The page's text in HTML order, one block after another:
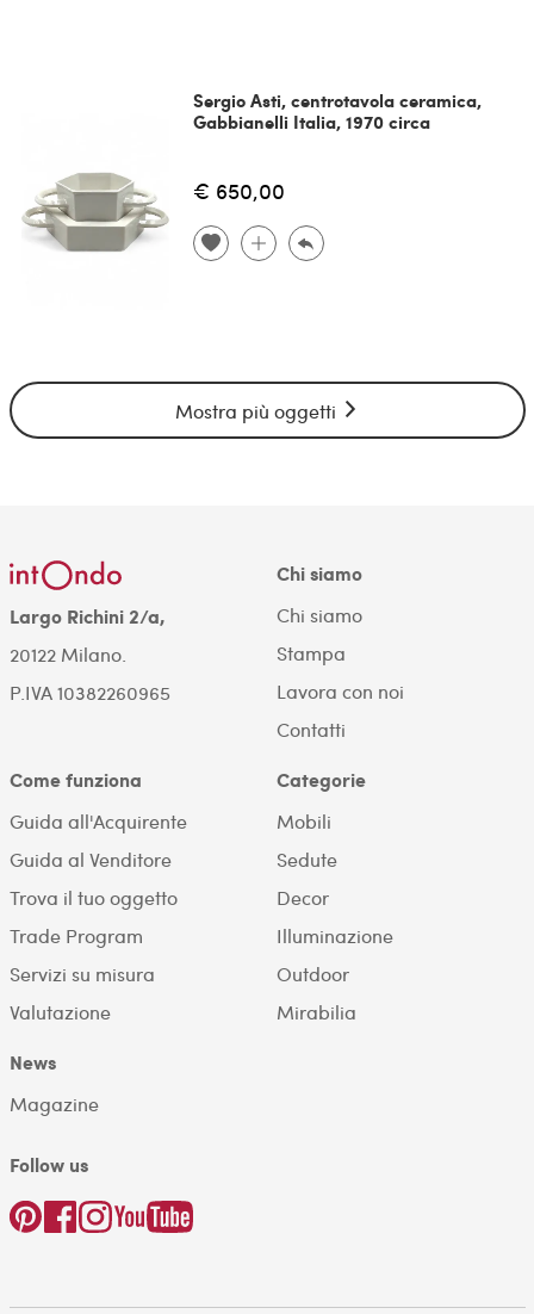
Sergio Asti, centrotavola ceramica,
Gabbianelli Italia, 1970 circa
€ 650,00
Mostra più oggetti
Largo Richini 2/a,
20122 Milano.
P.IVA 10382260965
Chi siamo
Chi siamo
Stampa
Lavora con noi
Contatti
Come funziona
Guida all'Acquirente
Guida al Venditore
Trova il tuo oggetto
Trade Program
Servizi su misura
Valutazione
Categorie
Mobili
Sedute
Decor
Illuminazione
Outdoor
Mirabilia
News
Magazine
Follow us